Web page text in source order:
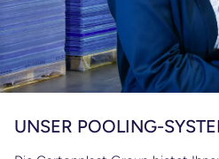
UNSER POOLING-